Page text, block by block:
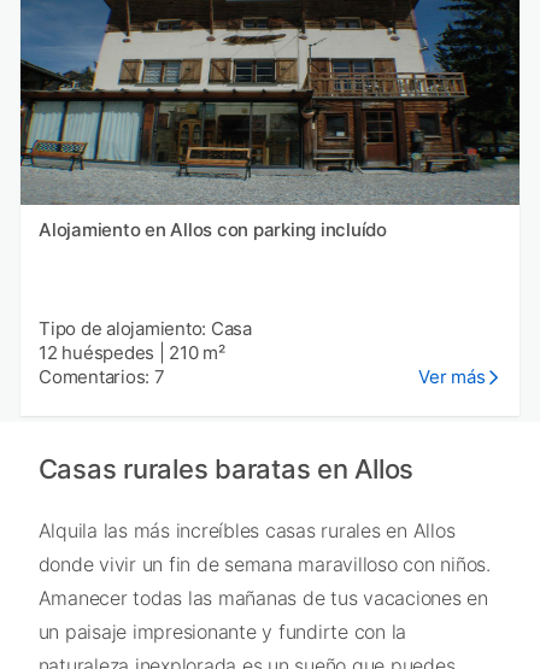
Alojamiento en Allos con parking incluído
Tipo de alojamiento: Casa
12 huéspedes
210 m²
Comentarios: 7
Ver más
Casas rurales baratas en Allos
Alquila las más increíbles casas rurales en Allos
donde vivir un fin de semana maravilloso con niños.
Amanecer todas las mañanas de tus vacaciones en
un paisaje impresionante y fundirte con la